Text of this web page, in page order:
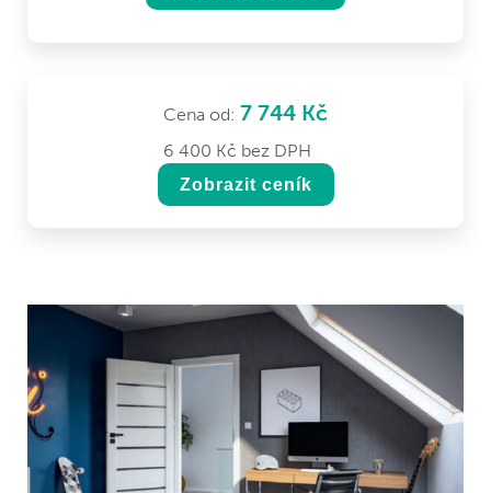
Cena od: 7 744 Kč
6 400 Kč bez DPH
Zobrazit ceník